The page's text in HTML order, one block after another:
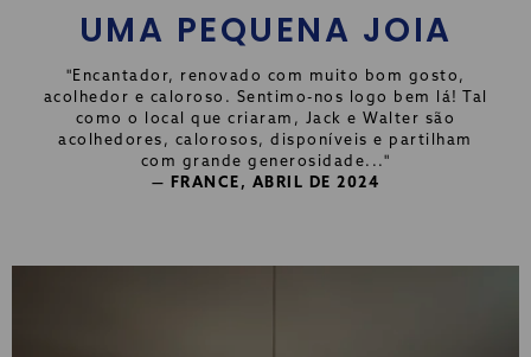
UMA PEQUENA JOIA
"Encantador, renovado com muito bom gosto,
acolhedor e caloroso. Sentimo-nos logo bem lá! Tal
como o local que criaram, Jack e Walter são
acolhedores, calorosos, disponíveis e partilham
com grande generosidade..."
— FRANCE, ABRIL DE 2024